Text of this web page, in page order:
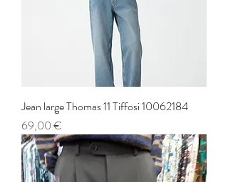
Jean large Thomas 11 Tiffosi 10062184
Prix
69,00 €